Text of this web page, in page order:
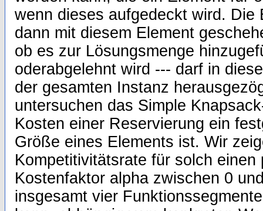
wenn dieses aufgedeckt wird. Die
dann mit diesem Element
ob es zur Lösungsmenge
oderabgelehnt wird --- darf in
der gesamten Instanz
untersuchen das Simple
Kosten einer Reservierung ein
Größe eines Elements ist. Wir
Kompetitivitätsrate für solch einen
Kostenfaktor alpha zwischen 0
insgesamt vier